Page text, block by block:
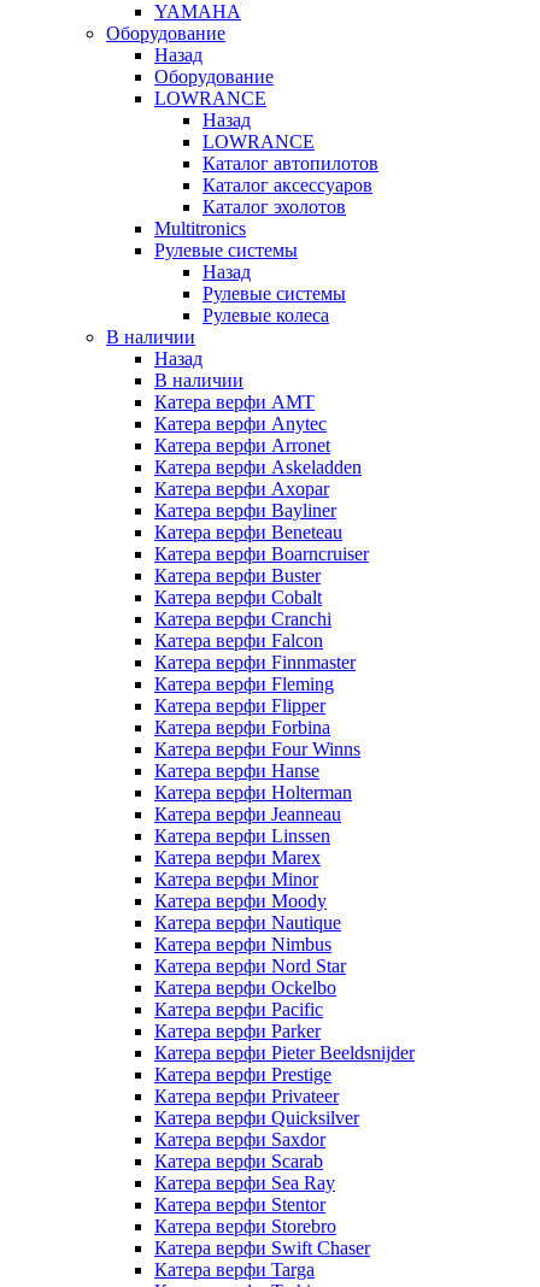
YAMAHA
Оборудование
Назад
Оборудование
LOWRANCE
Назад
LOWRANCE
Каталог автопилотов
Каталог аксессуаров
Каталог эхолотов
Multitronics
Рулевые системы
Назад
Рулевые системы
Рулевые колеса
В наличии
Назад
В наличии
Катера верфи AMT
Катера верфи Anytec
Катера верфи Arronet
Катера верфи Askeladden
Катера верфи Axopar
Катера верфи Bayliner
Катера верфи Beneteau
Катера верфи Boarncruiser
Катера верфи Buster
Катера верфи Cobalt
Катера верфи Cranchi
Катера верфи Falcon
Катера верфи Finnmaster
Катера верфи Fleming
Катера верфи Flipper
Катера верфи Forbina
Катера верфи Four Winns
Катера верфи Hanse
Катера верфи Holterman
Катера верфи Jeanneau
Катера верфи Linssen
Катера верфи Marex
Катера верфи Minor
Катера верфи Moody
Катера верфи Nautique
Катера верфи Nimbus
Катера верфи Nord Star
Катера верфи Ockelbo
Катера верфи Pacific
Катера верфи Parker
Катера верфи Pieter Beeldsnijder
Катера верфи Prestige
Катера верфи Privateer
Катера верфи Quicksilver
Катера верфи Saxdor
Катера верфи Scarab
Катера верфи Sea Ray
Катера верфи Stentor
Катера верфи Storebro
Катера верфи Swift Chaser
Катера верфи Targa